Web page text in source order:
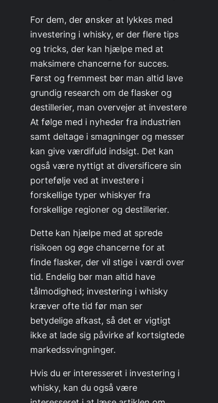
For dem, der ønsker at lykkes med
investering i whisky, er der flere tips
og tricks, der kan hjælpe med at
maksimere chancerne for succes.
Først og fremmest bør man altid lave
grundig research om de flasker og
destillerier, man overvejer at investere
At følge med i nyheder fra industrien
samt deltage i smagninger og messer
kan give værdifuld indsigt. Det kan
også være nyttigt at diversificere sin
portefølje ved at investere i
forskellige typer whiskyer fra
forskellige regioner og destillerier.
Dette kan hjælpe med at sprede
risikoen og øge chancerne for at
finde flasker, der vil stige i værdi over
tid. Endelig bør man altid have
tålmodighed; investering i whisky
kræver ofte tid før man ser
betydelige afkast, så det er vigtigt
ikke at lade sig påvirke af kortsigtede
markedssvingninger.
Hvis du er interesseret i investering i
whisky, kan du også være